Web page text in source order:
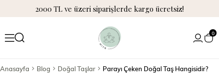
2000 TL ve üzeri siparişlerde kargo ücretsiz!
0
Anasayfa Blog Doğal Taşlar Parayı Çeken Doğal Taş Hangisidir?